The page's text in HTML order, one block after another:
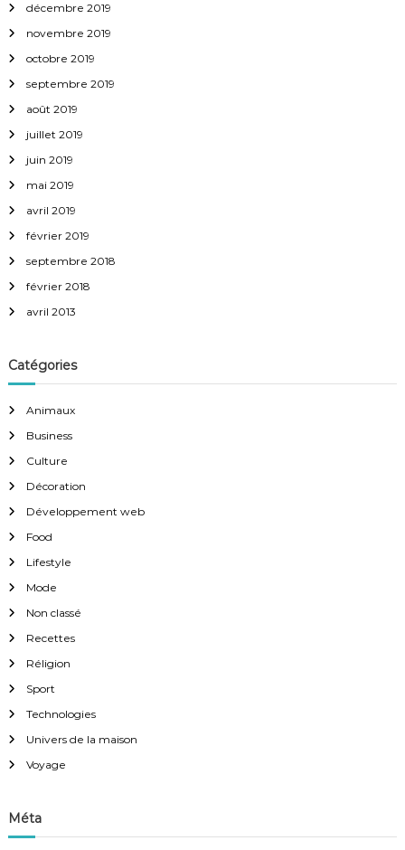
décembre 2019
novembre 2019
octobre 2019
septembre 2019
août 2019
juillet 2019
juin 2019
mai 2019
avril 2019
février 2019
septembre 2018
février 2018
avril 2013
Catégories
Animaux
Business
Culture
Décoration
Développement web
Food
Lifestyle
Mode
Non classé
Recettes
Réligion
Sport
Technologies
Univers de la maison
Voyage
Méta